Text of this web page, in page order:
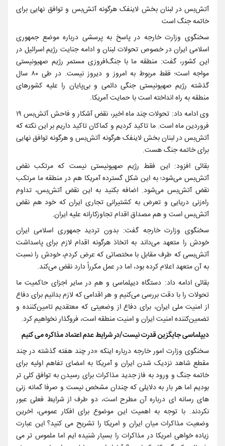
آتش‌بس در لبنان بخش لاینفک هرگونه آتش‌بس و توافق نهایی برای
خاتمه جنگ است
سخنگوی وزارت خارجه در پاسخ به پرسشی درباره موضع جمهوری
اسلامی ایران در خصوص تحولات لبنان و ادامه جنایت رژیم اسرائیل در
این کشور، گفت: منطقه ما با جنگ‌افروزی مستمر رژیم صهیونیستی
مواجه است؛ فقط مربوط به امروز و دیروز نیست. در طی ۸۰ سال
گذشته رژیم صهیونیستی جنگی دائمی و بی‌پایان را علیه کشورهای
منطقه به راه انداخته است با حمایت آمریکا.
وی ادامه داد: تحولات چند ماه اخیر، نقض آشکار و فاحش آتش‌بس ۱۹
فروردین ماه است. ما تاکید کردیم و کماکان تاکید داریم بر این نکته که
آتش‌بس در لبنان بخش لاینفک هرگونه آتش‌بس و هرگونه توافق نهایی
برای خاتمه جنگ هست.
بقائی افزود: این فقط رژیم صهیونیستی نیست که مرتکب نقض
آتش‌بس می‌شود؛ به این شکل گسترده آمریکا هم در منطقه ما مرتکب
نقض آتش‌بس می‌شود. اضافه بکنید به این نقض آتش‌بس، تداوم
راه‌زنی دریایی و تعرض به کشتیرانی تجاری ایران که خود هم نقض
آتش‌بس است و هم مصداق اقدام تجاوزکارانه علیه ایران.
سخنگوی وزارت خارجه گفت: بدون تردید جمهوری اسلامی ایران
خودش را متعهد می‌داند به اتخاذ هرگونه اقدام لازم برای پاسداشت
آتش‌بسی که طرف مقابل با مختصاتی که عرض کردم، خودش را نسبت
به آن متعهد اعلام کرده بود، اما در عمل مکرراً دارد نقض می‌کند.
بقائی ادامه داد: دستگاه دیپلماسی و هم در سایر اجزای حاکمیت ما
تحولات را با دقت بررسی می‌کنیم و هر اقدامی که لازم بدانیم برای دفاع
از امنیت ملی ایران، برای دفاع از وضعیتی که معتقدیم تامین‌کننده و
تضمین‌کننده امنیت ایران و امنیت منطقه است، فروگذار نخواهیم کرد.
دیپلماسی جایگزین قدرت نیست/در شرایط عدم اعتماد مذاکره می کنیم
سخنگوی وزارت امور خارجه درباره اینکه «در چند هفته گذشته در چند
مقطع شاهد نزدیک شدن ایران و آمریکا به امضای تفاهم اولیه برای
خاتمه جنگ و ورود به فاز جدید مذاکرات برای رسیدن به توافق کلی تر
بودیم اما هر بار به دلایلی که چندان مشخص نیست و صرفا گمانه زنی
های رسانه ای درباره آن مطرح است، دو طرف از شرایط فعلی عبور
نکردند. با توجه به اهمیت این موضوع برای افکار عمومی، اخرین
وضعیت مذاکرات میان ایران و امریکا را تشریح می کنید؟ این عبارت
زیاده خواهی امریکا در مذاکرات را بسیار شنیده ایم اما ملموس تر می